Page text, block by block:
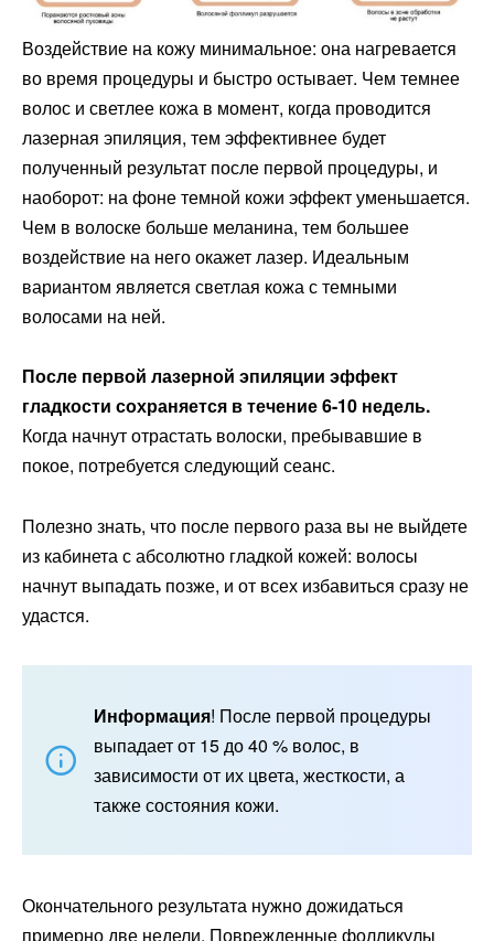
Воздействие на кожу минимальное: она нагревается
во время процедуры и быстро остывает. Чем темнее
волос и светлее кожа в момент, когда проводится
лазерная эпиляция, тем эффективнее будет
полученный результат после первой процедуры, и
наоборот: на фоне темной кожи эффект уменьшается.
Чем в волоске больше меланина, тем большее
воздействие на него окажет лазер. Идеальным
вариантом является светлая кожа с темными
волосами на ней.
После первой лазерной эпиляции эффект
гладкости сохраняется в течение 6-10 недель.
Когда начнут отрастать волоски, пребывавшие в
покое, потребуется следующий сеанс.
Полезно знать, что после первого раза вы не выйдете
из кабинета с абсолютно гладкой кожей: волосы
начнут выпадать позже, и от всех избавиться сразу не
удастся.
Информация! После первой процедуры
выпадает от 15 до 40 % волос, в
зависимости от их цвета, жесткости, а
также состояния кожи.
Окончательного результата нужно дожидаться
примерно две недели. Поврежденные фолликулы